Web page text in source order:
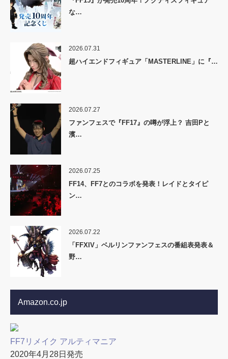
な…
2026.07.31
超ハイエンドフィギュア「MASTERLINE」に『…
2026.07.27
ファンフェスで『FF17』の噂が浮上？ 吉田Pと
濱…
2026.07.25
FF14、FF7とのコラボを発表！レイドとタイピ
ン…
2026.07.22
「FFXIV」ベルリンファンフェスの番組表発表＆
野…
Amazon.co.jp
FF7リメイク アルティマニア
2020年4月28日発売